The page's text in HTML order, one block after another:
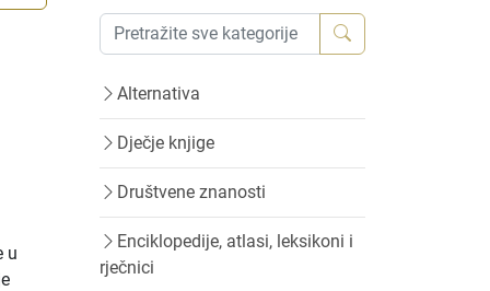
u
Alternativa
Dječje knjige
Društvene znanosti
Enciklopedije, atlasi, leksikoni i
rječnici